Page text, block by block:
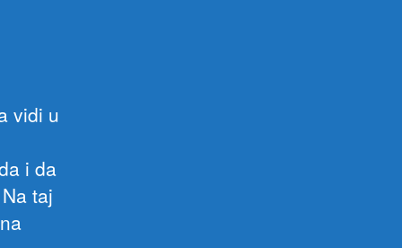
vidi u
i da
taj